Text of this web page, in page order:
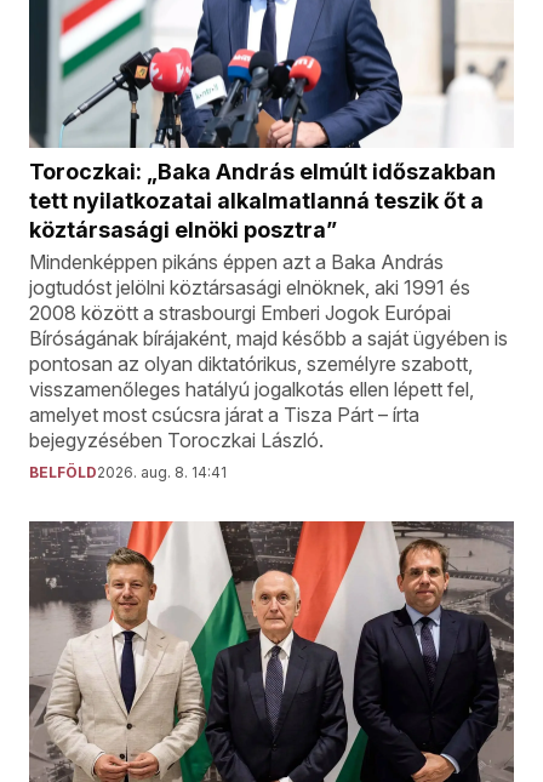
Toroczkai: „Baka András elmúlt időszakban
tett nyilatkozatai alkalmatlanná teszik őt a
köztársasági elnöki posztra”
Mindenképpen pikáns éppen azt a Baka András
jogtudóst jelölni köztársasági elnöknek, aki 1991 és
2008 között a strasbourgi Emberi Jogok Európai
Bíróságának bírájaként, majd később a saját ügyében is
pontosan az olyan diktatórikus, személyre szabott,
visszamenőleges hatályú jogalkotás ellen lépett fel,
amelyet most csúcsra járat a Tisza Párt – írta
bejegyzésében Toroczkai László.
BELFÖLD2026. aug. 8. 14:41